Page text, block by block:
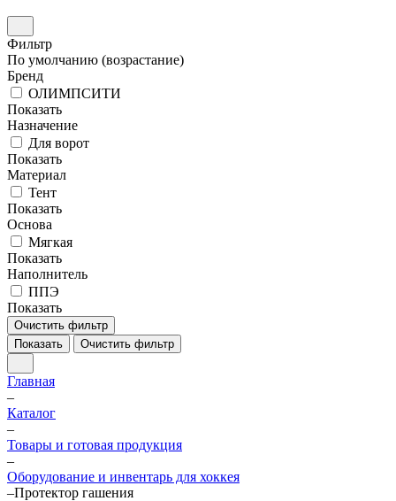
Фильтр
По умолчанию (возрастание)
Бренд
ОЛИМПСИТИ
Показать
Назначение
Для ворот
Показать
Материал
Тент
Показать
Основа
Мягкая
Показать
Наполнитель
ППЭ
Показать
Очистить фильтр
Показать
Очистить фильтр
Главная
–
Каталог
–
Товары и готовая продукция
–
Оборудование и инвентарь для хоккея
–Протектор гашения